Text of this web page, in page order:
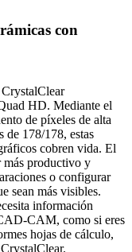
con
HD. Mediante el
de píxeles de alta
de 178/178, estas
cobren vida. El
más productivo y
o configurar
sean más visibles.
información
CAM, como si eres
hojas de cálculo,